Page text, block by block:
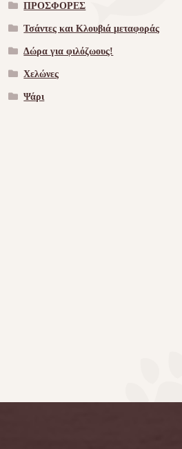
ΠΡΟΣΦΟΡΕΣ
Τσάντες και Κλουβιά μεταφοράς
Δώρα για φιλόζωους!
Χελώνες
Ψάρι